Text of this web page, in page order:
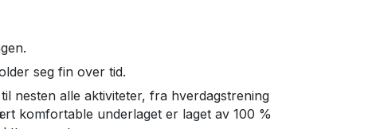
seg fin over tid.
nesten alle aktiviteter, fra hverdagstrening
komfortable underlaget er laget av 100 %